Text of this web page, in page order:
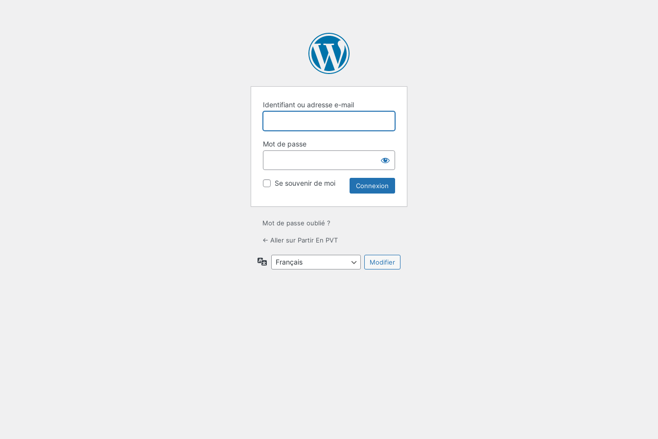
Identifiant ou adresse e-mail
Mot de passe
Se souvenir de moi
Mot de passe oublié ?
← Aller sur Partir En PVT
Langue